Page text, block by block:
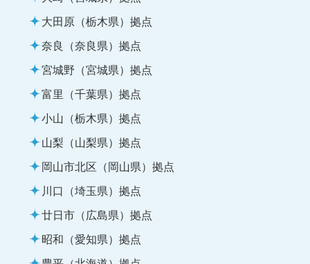
大田原（栃木県）拠点
奈良（奈良県）拠点
宮城野（宮城県）拠点
富里（千葉県）拠点
小山（栃木県）拠点
山梨（山梨県）拠点
岡山市北区（岡山県）拠点
川口（埼玉県）拠点
廿日市（広島県）拠点
昭和（愛知県）拠点